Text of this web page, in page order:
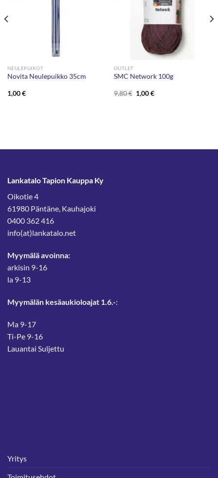
NEULEPUIKOT
Novita Neulepuikko 35cm
1,00€
OUTLET
SMC Network 100g
9,80€ Alkuperäinen
hinta
1,00€Nykyinen
Lankatalo Tapion Kauppa Ky
Oikotie 4
61980 Päntäne, Kauhajoki
0400 362 416
info(at)lankatalo.net
Myymälä avoinna:
arkisin 9-16
la 9-13
Myymälän kesäaukioloajat 1.6.-:
Ma 9-17
Ti-Pe 9-16
Lauantai Suljettu
Yritys